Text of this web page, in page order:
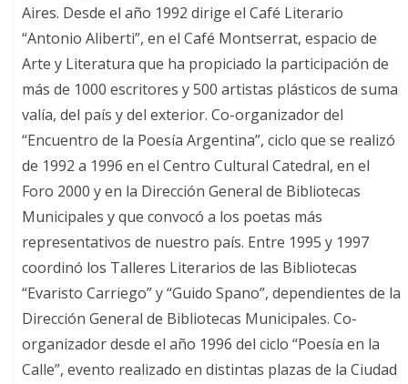
Aires. Desde el año 1992 dirige el Café Literario
“Antonio Aliberti”, en el Café Montserrat, espacio de
Arte y Literatura que ha propiciado la participación de
más de 1000 escritores y 500 artistas plásticos de suma
valía, del país y del exterior. Co-organizador del
“Encuentro de la Poesía Argentina”, ciclo que se realizó
de 1992 a 1996 en el Centro Cultural Catedral, en el
Foro 2000 y en la Dirección General de Bibliotecas
Municipales y que convocó a los poetas más
representativos de nuestro país. Entre 1995 y 1997
coordinó los Talleres Literarios de las Bibliotecas
“Evaristo Carriego” y “Guido Spano”, dependientes de la
Dirección General de Bibliotecas Municipales. Co-
organizador desde el año 1996 del ciclo “Poesía en la
Calle”, evento realizado en distintas plazas de la Ciudad